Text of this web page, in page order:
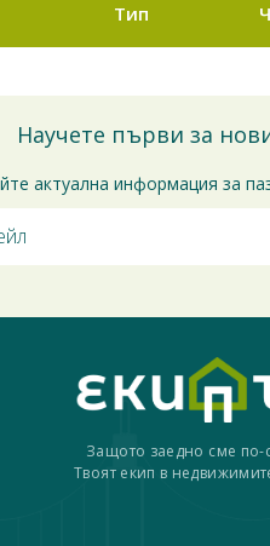
Тип
Научете първи за
актуална информация за
Защото заедно сме по-
Твоят екип в